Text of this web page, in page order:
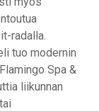
radalla.
tuo modernin
Spa &
liikunnan